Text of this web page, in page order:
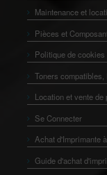
Maintenance et
Pièces et
Politique de cookies
Toners
Location et vente
Se Connecter
Achat d'Imprimante
Guide d'achat